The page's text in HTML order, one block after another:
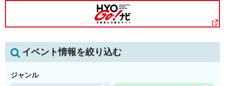
イベント情報を絞り込む
ジャンル